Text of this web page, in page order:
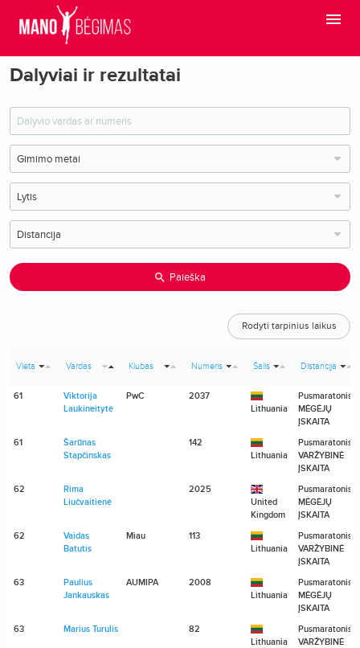
Dalyviai ir rezultatai
Paieška
Rodyti tarpinius laikus
Vieta Vardas Klubas Numeris Šalis Distancija
61
Viktorija
Laukineitytė
PwC
2037
Lithuania
Pusmaratonis
MĖGĖJŲ
ĮSKAITA
61
Šarūnas
Stapčinskas
142
Lithuania
Pusmaratonis
VARŽYBINĖ
ĮSKAITA
62
Rima
Liučvaitienė
2025
United
Kingdom
Pusmaratonis
MĖGĖJŲ
ĮSKAITA
62
Vaidas
Batutis
Miau
113
Lithuania
Pusmaratonis
VARŽYBINĖ
ĮSKAITA
63
Paulius
Jankauskas
AUMIPA
2008
Lithuania
Pusmaratonis
MĖGĖJŲ
ĮSKAITA
63
Marius Turulis
82
Lithuania
Pusmaratonis
VARŽYBINĖ